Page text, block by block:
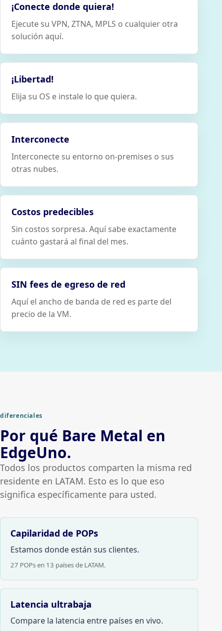
¡Conecte donde quiera!
Ejecute su VPN, ZTNA, MPLS o cualquier otra
solución aquí.
¡Libertad!
Elija su OS e instale lo que quiera.
Interconecte
Interconecte su entorno on-premises o sus
otras nubes.
Costos predecibles
Sin costos sorpresa. Aquí sabe exactamente
cuánto gastará al final del mes.
SIN fees de egreso de red
Aquí el ancho de banda de red es parte del
precio de la VM.
diferenciales
Por qué Bare Metal en
EdgeUno.
Todos los productos comparten la misma red
residente en LATAM. Esto es lo que eso
significa específicamente para usted.
Capilaridad de POPs
Estamos donde están sus clientes.
27 POPs en 13 países de LATAM.
Latencia ultrabaja
Compare la latencia entre países en vivo.